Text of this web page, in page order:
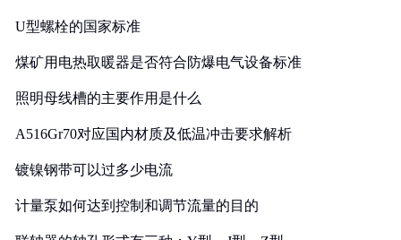
U型螺栓的国家标准
煤矿用电热取暖器是否符合防爆电气设备标准
照明母线槽的主要作用是什么
A516Gr70对应国内材质及低温冲击要求解析
镀镍钢带可以过多少电流
计量泵如何达到控制和调节流量的目的